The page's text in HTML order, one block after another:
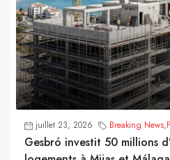
juillet 23, 2026 Breaking News,
Gesbró investit 50 millions